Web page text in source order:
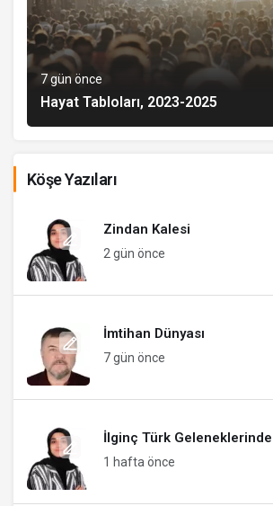
7 gün önce
Hayat Tabloları, 2023-2025
Köşe Yazıları
Zindan Kalesi
2 gün önce
İmtihan Dünyası
7 gün önce
İlginç Türk
1 hafta önce